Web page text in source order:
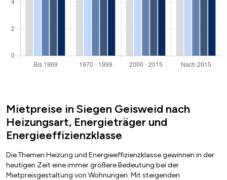
Mietpreise in Siegen Geisweid nach
Heizungsart, Energieträger und
Energieeffizienzklasse
Die Themen Heizung und Energieeffizienzklasse gewinnen in der
heutigen Zeit eine immer größere Bedeutung bei der
Mietpreisgestaltung von Wohnungen. Mit steigenden